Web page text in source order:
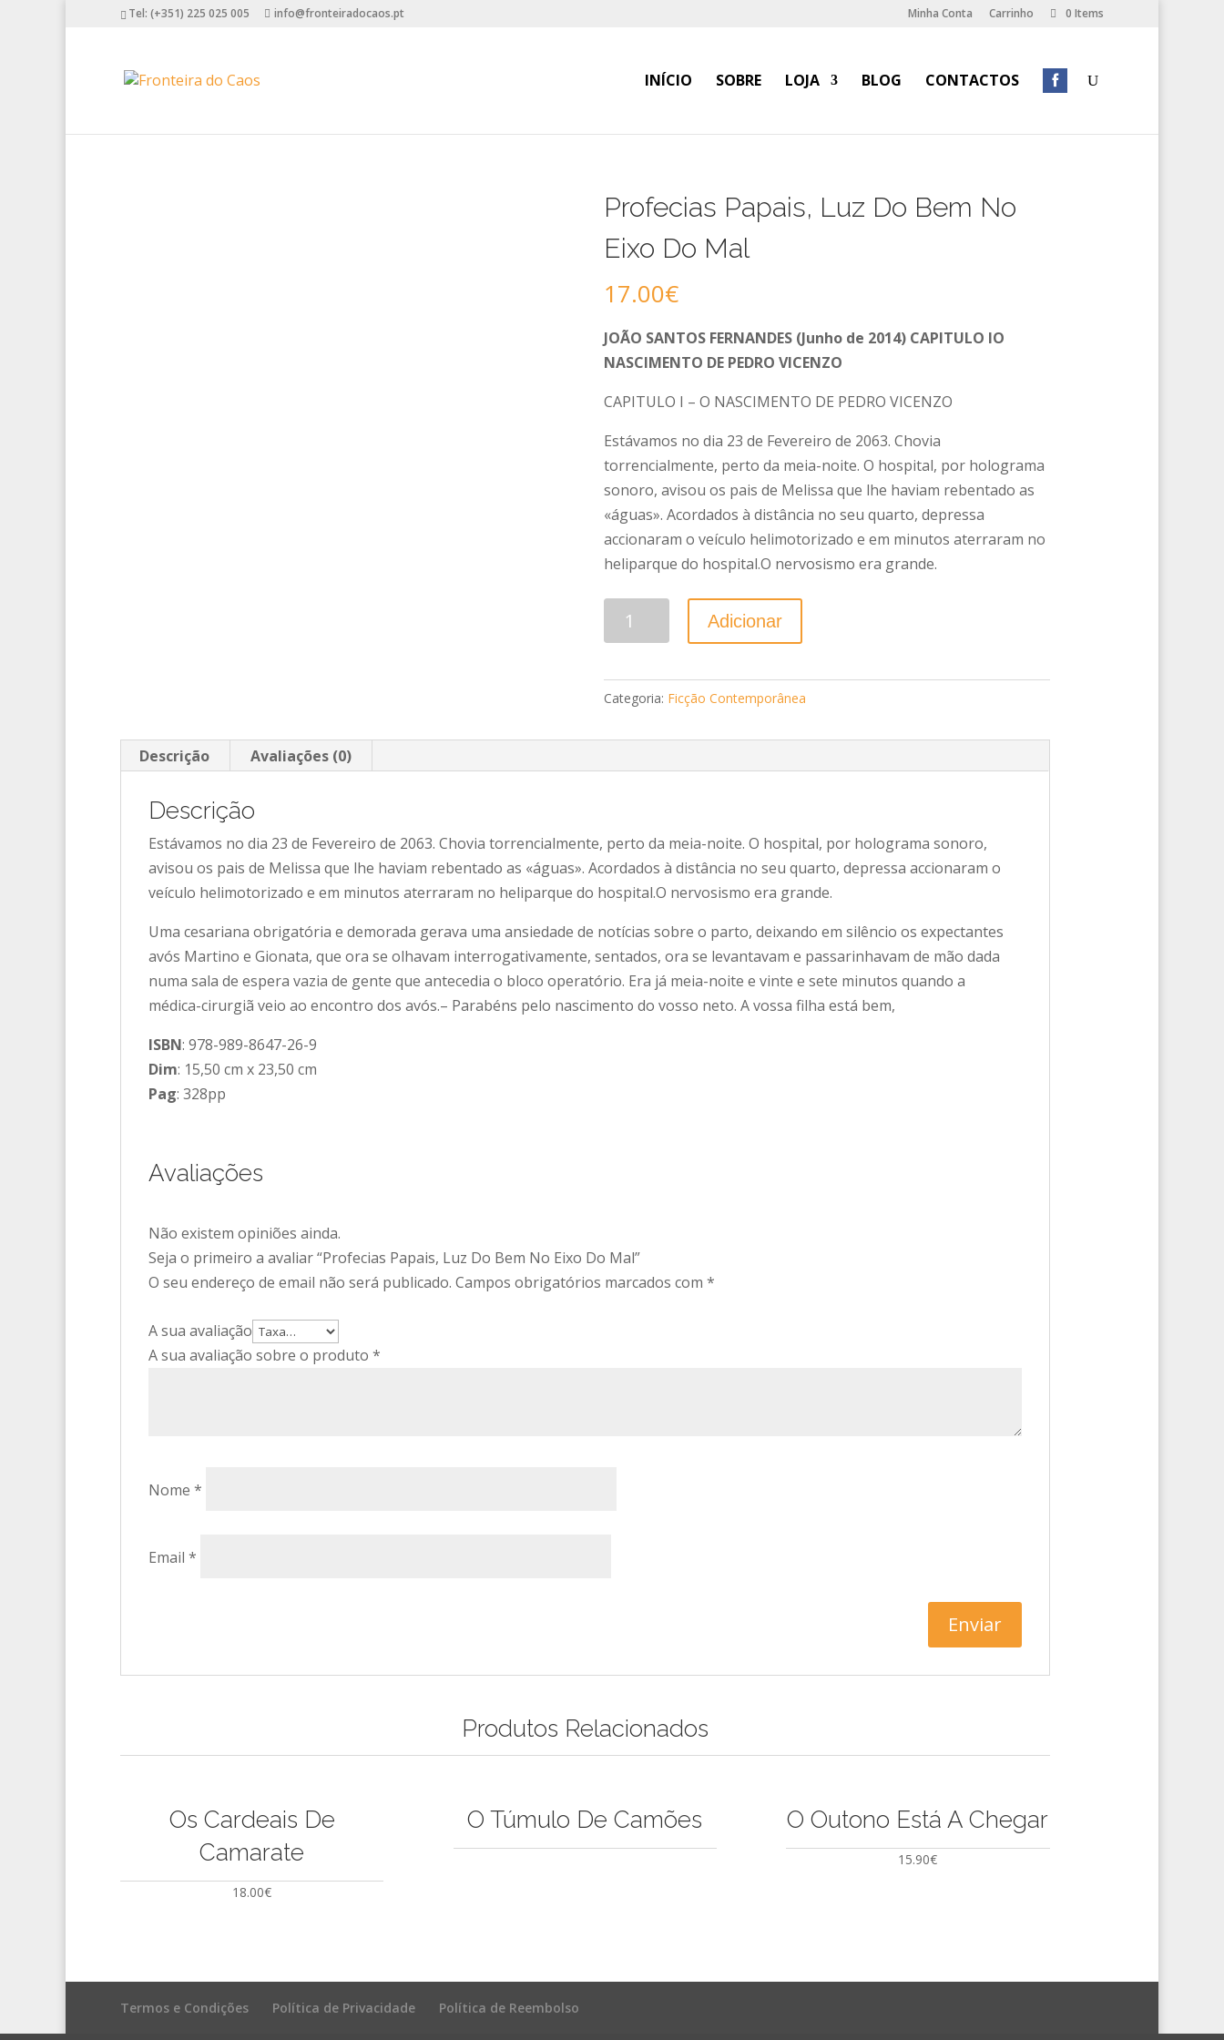
Tel: (+351) 225 025 005 info@fronteiradocaos.pt Minha Conta Carrinho 0 Items
INÍCIO SOBRE LOJA BLOG CONTACTOS
Profecias Papais, Luz Do Bem No
Eixo Do Mal
17.00€
JOÃO SANTOS FERNANDES (Junho de 2014) CAPITULO IO
NASCIMENTO DE PEDRO VICENZO
CAPITULO I – O NASCIMENTO DE PEDRO VICENZO
Estávamos no dia 23 de Fevereiro de 2063. Chovia
torrencialmente, perto da meia-noite. O hospital, por holograma
sonoro, avisou os pais de Melissa que lhe haviam rebentado as
«águas». Acordados à distância no seu quarto, depressa
accionaram o veículo helimotorizado e em minutos aterraram no
heliparque do hospital.O nervosismo era grande.
Quantidade
Adicionar
Categoria: Ficção Contemporânea
Descrição Avaliações (0)
Descrição
Estávamos no dia 23 de Fevereiro de 2063. Chovia torrencialmente, perto da meia-noite. O hospital, por holograma sonoro,
avisou os pais de Melissa que lhe haviam rebentado as «águas». Acordados à distância no seu quarto, depressa accionaram o
veículo helimotorizado e em minutos aterraram no heliparque do hospital.O nervosismo era grande.
Uma cesariana obrigatória e demorada gerava uma ansiedade de notícias sobre o parto, deixando em silêncio os expectantes
avós Martino e Gionata, que ora se olhavam interrogativamente, sentados, ora se levantavam e passarinhavam de mão dada
numa sala de espera vazia de gente que antecedia o bloco operatório. Era já meia-noite e vinte e sete minutos quando a
médica-cirurgiã veio ao encontro dos avós.– Parabéns pelo nascimento do vosso neto. A vossa filha está bem,
ISBN: 978-989-8647-26-9
Dim: 15,50 cm x 23,50 cm
Pag: 328pp
Avaliações
Não existem opiniões ainda.
Seja o primeiro a avaliar “Profecias Papais, Luz Do Bem No Eixo Do Mal”
O seu endereço de email não será publicado. Campos obrigatórios marcados com *
A sua avaliação
A sua avaliação sobre o produto *
Nome *
Email *
Produtos Relacionados
Os Cardeais De
Camarate
18.00€
O Túmulo De Camões O Outono Está A Chegar
15.90€
Termos e Condições Política de Privacidade Política de Reembolso